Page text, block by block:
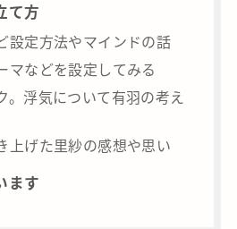
て方
設定方法やマインドの話
マなどを設定してみる
。浮気について有羽の考え
上げた里紗の感想や思い
ます